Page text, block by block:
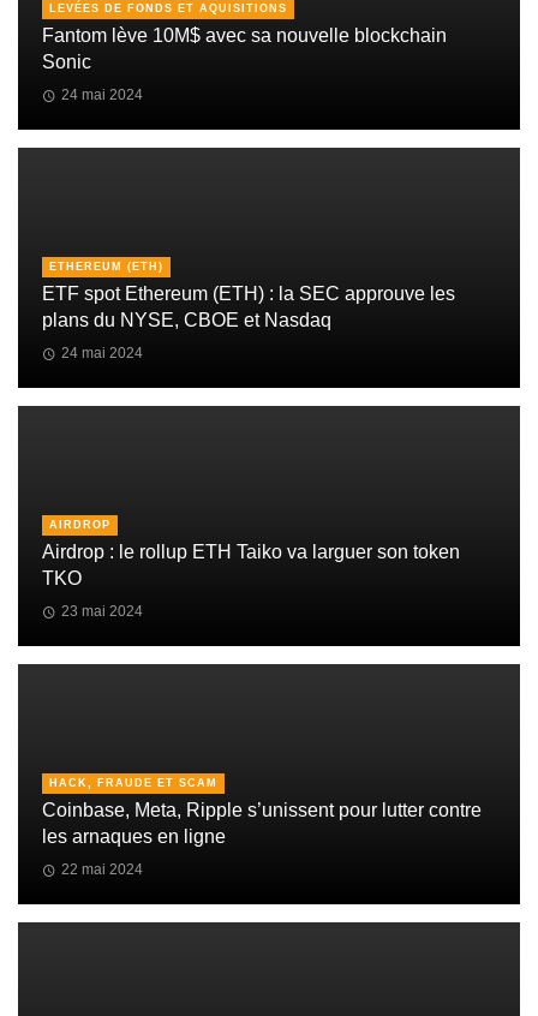
LEVÉES DE FONDS ET AQUISITIONS
Fantom lève 10M$ avec sa nouvelle blockchain
Sonic
24 mai 2024
ETHEREUM (ETH)
ETF spot Ethereum (ETH) : la SEC approuve les
plans du NYSE, CBOE et Nasdaq
24 mai 2024
AIRDROP
Airdrop : le rollup ETH Taiko va larguer son token
TKO
23 mai 2024
HACK, FRAUDE ET SCAM
Coinbase, Meta, Ripple s’unissent pour lutter contre
les arnaques en ligne
22 mai 2024